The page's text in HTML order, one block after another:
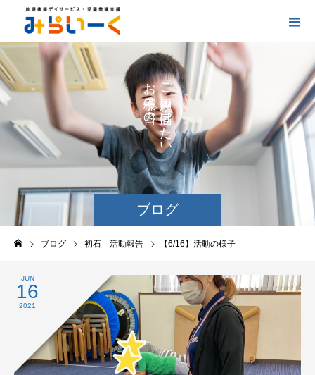
ブログ
ご
に
け
た
い
お
の
の
ブログ 初石 活動報告 【6/16】活動の様子
JUN
16
2021